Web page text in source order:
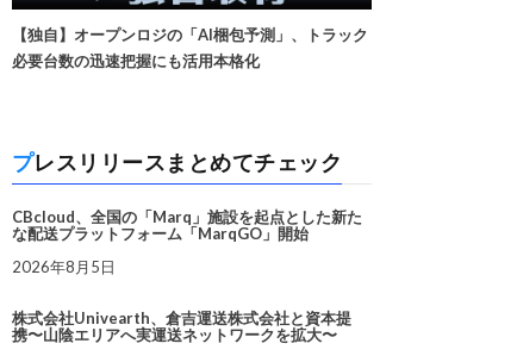
【独自】オープンロジの「AI梱包予測」、トラック
必要台数の迅速把握にも活用本格化
プレスリリースまとめてチェック
CBcloud、全国の「Marq」施設を起点とした新た
な配送プラットフォーム「MarqGO」開始
2026年8月5日
株式会社Univearth、倉吉運送株式会社と資本提
携〜山陰エリアへ実運送ネットワークを拡大〜